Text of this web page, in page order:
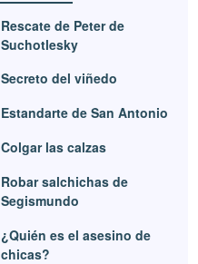
Rescate de Peter de
Suchotlesky
Secreto del viñedo
Estandarte de San Antonio
Colgar las calzas
Robar salchichas de
Segismundo
¿Quién es el asesino de
chicas?